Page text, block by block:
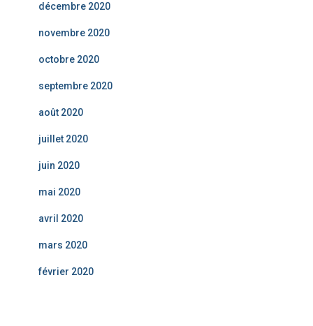
décembre 2020
novembre 2020
octobre 2020
septembre 2020
août 2020
juillet 2020
juin 2020
mai 2020
avril 2020
mars 2020
février 2020